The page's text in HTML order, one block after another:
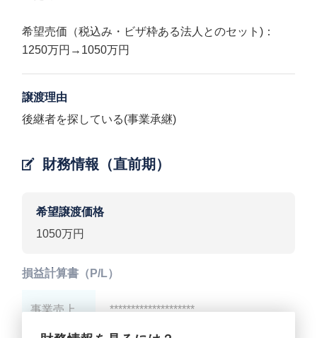
希望売価（税込み・ビザ枠ある法人とのセット)：
1250万円→1050万円
譲渡理由
後継者を探している(事業承継)
財務情報（直前期）
希望譲渡価格
1050万円
損益計算書（P/L）
事業売上 ********************